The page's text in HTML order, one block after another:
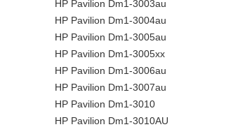
HP Pavilion Dm1-3003au
HP Pavilion Dm1-3004au
HP Pavilion Dm1-3005au
HP Pavilion Dm1-3005xx
HP Pavilion Dm1-3006au
HP Pavilion Dm1-3007au
HP Pavilion Dm1-3010
HP Pavilion Dm1-3010AU